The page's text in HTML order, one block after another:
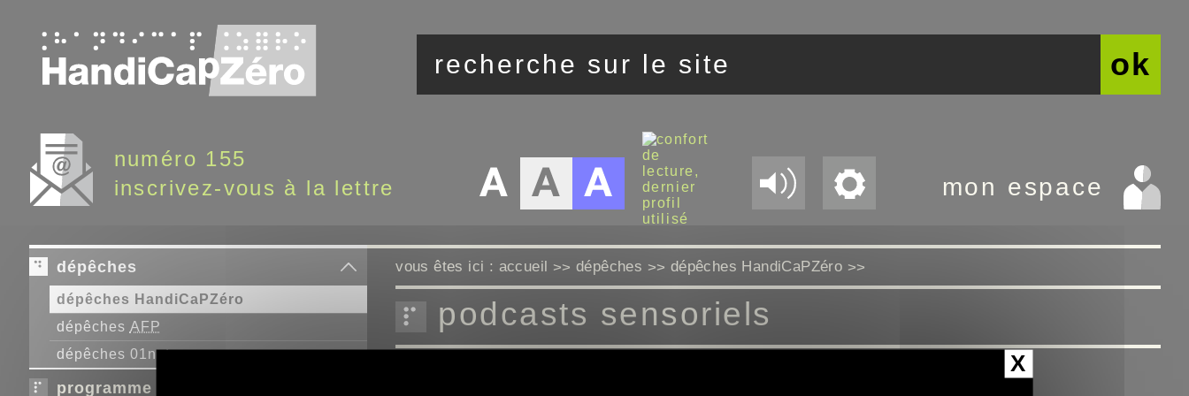
ok
numéro 155
inscrivez-vous à la lettre
mon espace
dépêches
dépêches HandiCaPZéro
dépêches AFP
dépêches 01net
programme télé
vous êtes ici : accueil >>dépêches >> dépêches HandiCaPZéro >>
podcasts sensoriels
X